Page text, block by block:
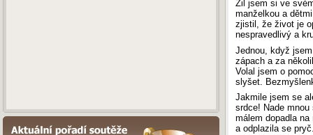
Žil jsem si ve
manželkou a
zjistil, že život je
nespravedlivý a
Jednou, když
zápach a za
Volal jsem o
slyšet.
Jakmile jsem se
srdce! Nade
málem dopadla
a odplazila se
AKTUÁLNÍ POŘADÍ SOUTĚŽE